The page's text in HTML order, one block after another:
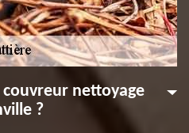
nettoyage
?